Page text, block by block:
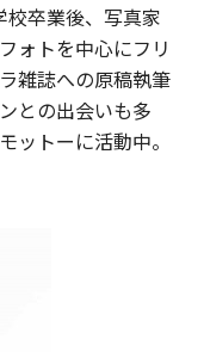
卒業後、写真家
ォトを中心にフリ
雑誌への原稿執筆
との出会いも多
ットーに活動中。